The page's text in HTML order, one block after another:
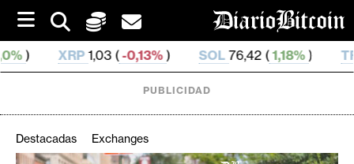
i
p
t
o
1,03 ( -0,13%) SOL76,42 ( 1,18%) TRX0,329 695
PUBLICIDAD
Destacadas Exchanges